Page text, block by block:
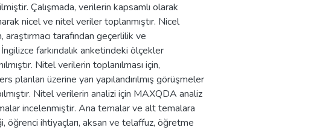
Çalışmada, verilerin kapsamlı olarak
nicel ve nitel veriler toplanmıştır. Nicel
tarafından geçerlilik ve
farkındalık anketindeki ölçekler
Nitel verilerin toplanılması için,
üzerine yarı yapılandırılmış görüşmeler
Nitel verilerin analizi için MAXQDA analiz
incelenmiştir. Ana temalar ve alt temalara
öğrenci ihtiyaçları, aksan ve telaffuz, öğretme